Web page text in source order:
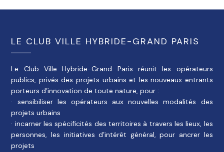
LE CLUB VILLE HYBRIDE-GRAND PARIS
Le Club Ville Hybride-Grand Paris réunit les opérateurs
publics, privés des projets urbains et les nouveaux entrants
porteurs d’innovation de toute nature, pour :
· sensibiliser les opérateurs aux nouvelles modalités des
projets urbains
· incarner les spécificités des territoires à travers les lieux, les
personnes, les initiatives d’intérêt général, pour ancrer les
projets